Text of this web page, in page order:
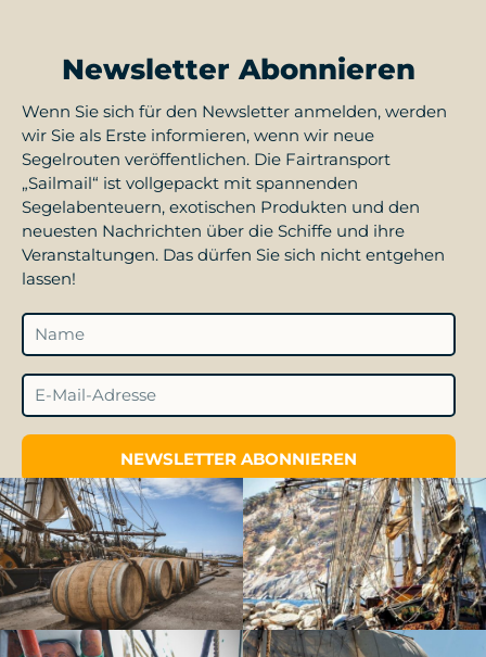
Newsletter Abonnieren
Wenn Sie sich für den Newsletter anmelden, werden
wir Sie als Erste informieren, wenn wir neue
Segelrouten veröffentlichen. Die Fairtransport
„Sailmail“ ist vollgepackt mit spannenden
Segelabenteuern, exotischen Produkten und den
neuesten Nachrichten über die Schiffe und ihre
Veranstaltungen. Das dürfen Sie sich nicht entgehen
lassen!
NEWSLETTER ABONNIEREN